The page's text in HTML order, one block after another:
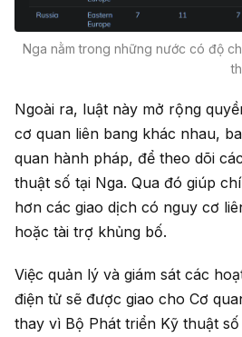
Nga nằm trong những nước có độ
Ngoài ra, luật này mở rộng
cơ quan liên bang khác nhau,
quan hành pháp, để theo dõi
thuật số tại Nga. Qua đó giúp
hơn các giao dịch có nguy cơ
hoặc tài trợ khủng bố.
Việc quản lý và giám sát các
điện tử sẽ được giao cho Cơ
thay vì Bộ Phát triển Kỹ thuật